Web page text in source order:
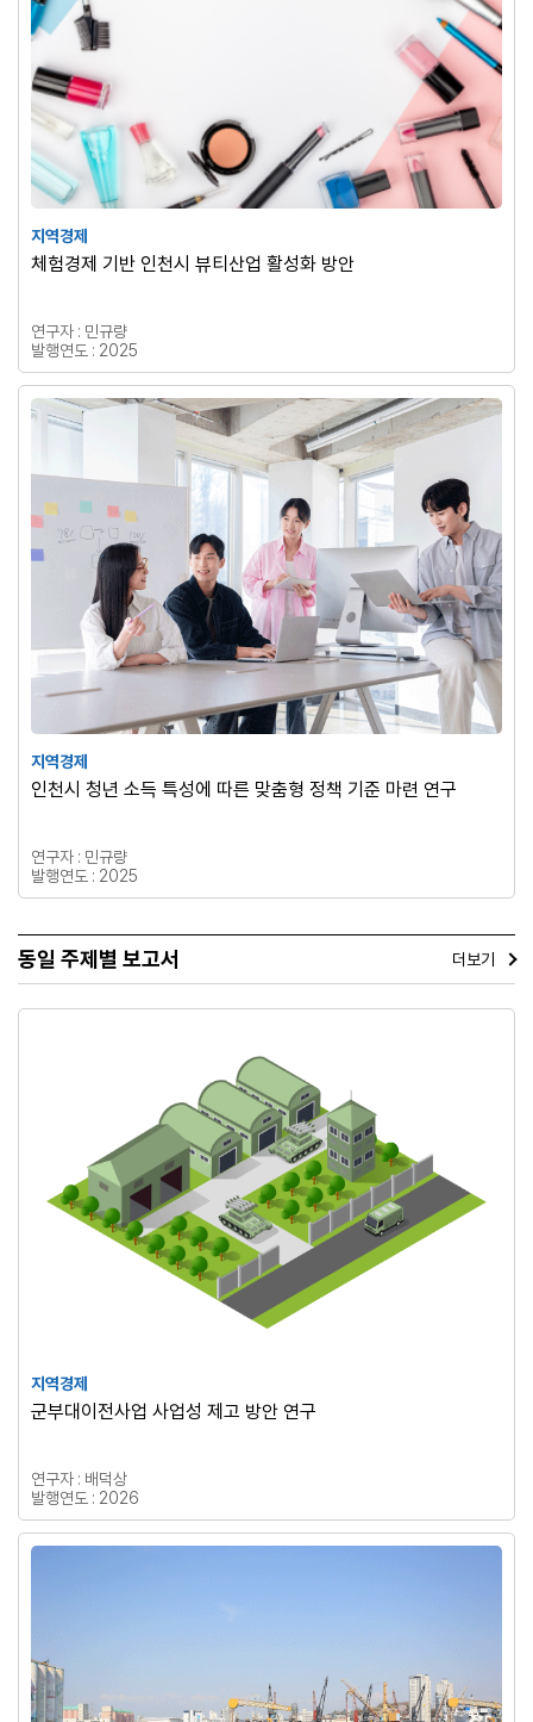
지역경제
체험경제 기반 인천시 뷰티산업 활성화 방안
연구자 : 민규량
발행연도 : 2025
지역경제
인천시 청년 소득 특성에 따른 맞춤형 정책 기준 마련 연구
연구자 : 민규량
발행연도 : 2025
동일 주제별 보고서 더보기
지역경제
군부대이전사업 사업성 제고 방안 연구
연구자 : 배덕상
발행연도 : 2026